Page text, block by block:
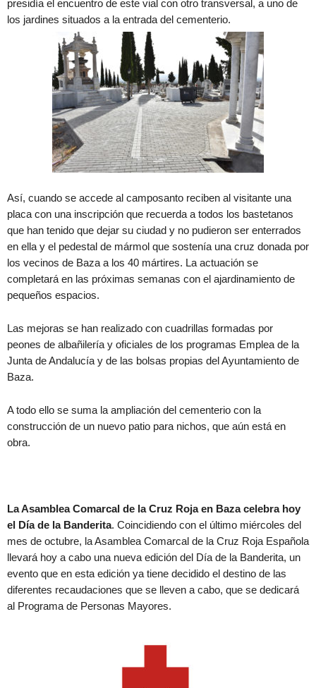
presidía el encuentro de este vial con otro transversal, a uno de
los jardines situados a la entrada del cementerio.
Así, cuando se accede al camposanto reciben al visitante una
placa con una inscripción que recuerda a todos los bastetanos
que han tenido que dejar su ciudad y no pudieron ser enterrados
en ella y el pedestal de mármol que sostenía una cruz donada por
los vecinos de Baza a los 40 mártires. La actuación se
completará en las próximas semanas con el ajardinamiento de
pequeños espacios.
Las mejoras se han realizado con cuadrillas formadas por
peones de albañilería y oficiales de los programas Emplea de la
Junta de Andalucía y de las bolsas propias del Ayuntamiento de
Baza.
A todo ello se suma la ampliación del cementerio con la
construcción de un nuevo patio para nichos, que aún está en
obra.
La Asamblea Comarcal de la Cruz Roja en Baza celebra hoy
el Día de la Banderita. Coincidiendo con el último miércoles del
mes de octubre, la Asamblea Comarcal de la Cruz Roja Española
llevará hoy a cabo una nueva edición del Día de la Banderita, un
evento que en esta edición ya tiene decidido el destino de las
diferentes recaudaciones que se lleven a cabo, que se dedicará
al Programa de Personas Mayores.